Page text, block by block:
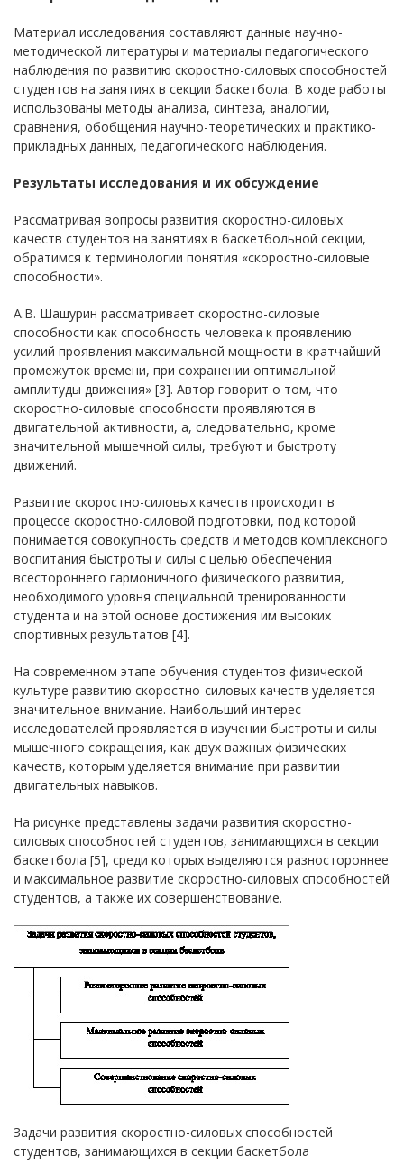
Материал исследования составляют данные научно-
методической литературы и материалы педагогического
наблюдения по развитию скоростно-силовых способностей
студентов на занятиях в секции баскетбола. В ходе работы
использованы методы анализа, синтеза, аналогии,
сравнения, обобщения научно-теоретических и практико-
прикладных данных, педагогического наблюдения.
Результаты исследования и их обсуждение
Рассматривая вопросы развития скоростно-силовых
качеств студентов на занятиях в баскетбольной секции,
обратимся к терминологии понятия «скоростно-силовые
способности».
А.В. Шашурин рассматривает скоростно-силовые
способности как способность человека к проявлению
усилий проявления максимальной мощности в кратчайший
промежуток времени, при сохранении оптимальной
амплитуды движения» [3]. Автор говорит о том, что
скоростно-силовые способности проявляются в
двигательной активности, а, следовательно, кроме
значительной мышечной силы, требуют и быстроту
движений.
Развитие скоростно-силовых качеств происходит в
процессе скоростно-силовой подготовки, под которой
понимается совокупность средств и методов комплексного
воспитания быстроты и силы с целью обеспечения
всестороннего гармоничного физического развития,
необходимого уровня специальной тренированности
студента и на этой основе достижения им высоких
спортивных результатов [4].
На современном этапе обучения студентов физической
культуре развитию скоростно-силовых качеств уделяется
значительное внимание. Наибольший интерес
исследователей проявляется в изучении быстроты и силы
мышечного сокращения, как двух важных физических
качеств, которым уделяется внимание при развитии
двигательных навыков.
На рисунке представлены задачи развития скоростно-
силовых способностей студентов, занимающихся в секции
баскетбола [5], среди которых выделяются разностороннее
и максимальное развитие скоростно-силовых способностей
студентов, а также их совершенствование.
Задачи развития скоростно-силовых способностей
студентов, занимающихся в секции баскетбола